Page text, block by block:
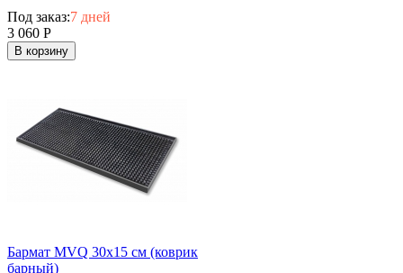
Под заказ:7 дней
3 060 Р
В корзину
Бармат MVQ 30х15 см (коврик
барный)